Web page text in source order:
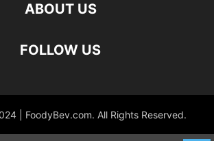
ABOUT US
FOLLOW US
| FoodyBev.com. All Rights Reserved.